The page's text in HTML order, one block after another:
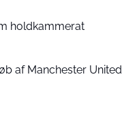
holdkammerat
af Manchester United